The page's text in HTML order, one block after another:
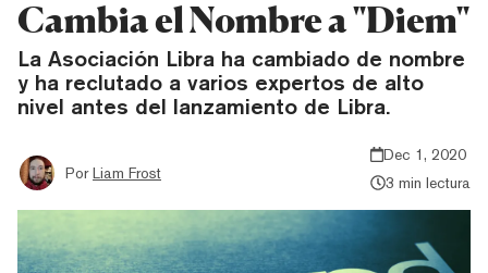
Cambia el Nombre a "Diem"
La Asociación Libra ha cambiado de nombre
y ha reclutado a varios expertos de alto
nivel antes del lanzamiento de Libra.
Por Liam Frost
Dec 1, 2020
3 min lectura